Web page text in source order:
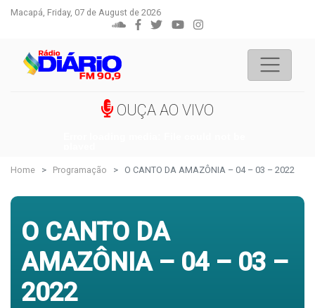
Macapá, Friday, 07 de August de 2026
OUÇA AO VIVO
Home Programação O CANTO DA AMAZÔNIA – 04 – 03 – 2022
O CANTO DA
AMAZÔNIA – 04 – 03 –
2022